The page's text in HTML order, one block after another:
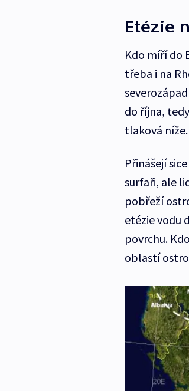
Etézie
Kdo míří do
třeba i na
do října,
tlaková níže.
Přinášejí
surfaři, ale
pobřeží
etézie vodu
povrchu.
oblastí